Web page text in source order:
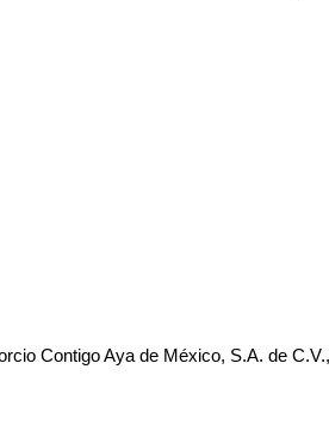
Contigo Aya de México, S.A. de